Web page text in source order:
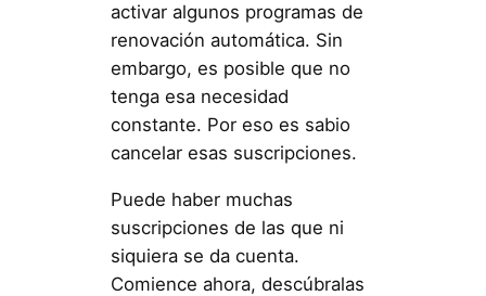
activar algunos programas de
renovación automática. Sin
embargo, es posible que no
tenga esa necesidad
constante. Por eso es sabio
cancelar esas suscripciones.
Puede haber muchas
suscripciones de las que ni
siquiera se da cuenta.
Comience ahora, descúbralas